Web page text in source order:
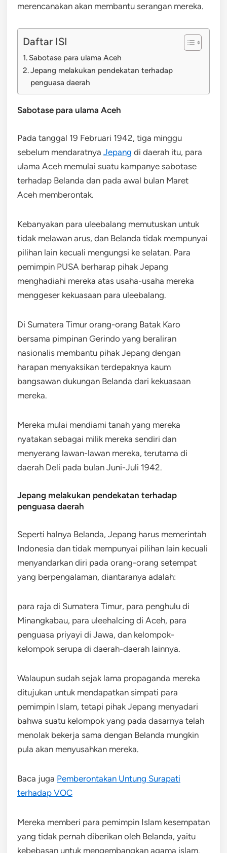
merencanakan akan membantu serangan mereka.
Daftar ISI
Sabotase para ulama Aceh
Jepang melakukan pendekatan terhadap
penguasa daerah
Sabotase para ulama Aceh
Pada tanggal 19 Februari 1942, tiga minggu
sebelum mendaratnya Jepang di daerah itu, para
ulama Aceh memulai suatu kampanye sabotase
terhadap Belanda dan pada awal bulan Maret
Aceh memberontak.
Kebanyakan para uleebalang memutuskan untuk
tidak melawan arus, dan Belanda tidak mempunyai
pilihan lain kecuali mengungsi ke selatan. Para
pemimpin PUSA berharap pihak Jepang
menghadiahi mereka atas usaha-usaha mereka
menggeser kekuasaan para uleebalang.
Di Sumatera Timur orang-orang Batak Karo
bersama pimpinan Gerindo yang beraliran
nasionalis membantu pihak Jepang dengan
harapan menyaksikan terdepaknya kaum
bangsawan dukungan Belanda dari kekuasaan
mereka.
Mereka mulai mendiami tanah yang mereka
nyatakan sebagai milik mereka sendiri dan
menyerang lawan-lawan mereka, terutama di
daerah Deli pada bulan Juni-Juli 1942.
Jepang melakukan pendekatan terhadap
penguasa daerah
Seperti halnya Belanda, Jepang harus memerintah
Indonesia dan tidak mempunyai pilihan lain kecuali
menyandarkan diri pada orang-orang setempat
yang berpengalaman, diantaranya adalah:
para raja di Sumatera Timur, para penghulu di
Minangkabau, para uleehalcing di Aceh, para
penguasa priyayi di Jawa, dan kelompok-
kelompok serupa di daerah-daerah lainnya.
Walaupun sudah sejak lama propaganda mereka
ditujukan untuk mendapatkan simpati para
pemimpin Islam, tetapi pihak Jepang menyadari
bahwa suatu kelompok yang pada dasarnya telah
menolak bekerja sama dengan Belanda mungkin
pula akan menyusahkan mereka.
Baca juga Pemberontakan Untung Surapati
terhadap VOC
Mereka memberi para pemimpin Islam kesempatan
yang tidak pernah diberikan oleh Belanda, yaitu
kebebasan untuk mengembangkan agama islam.